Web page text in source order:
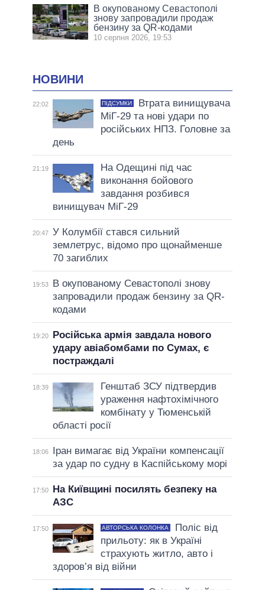
В окупованому Севастополі
знову запровадили продаж
бензину за QR-кодами
10 серпня 2026, 19:53
НОВИНИ
22:02 ПІДСУМКИ
Втрата винищувача
МіГ-29 та нові удари по
російських НПЗ. Головне за
день
21:19
На Одещині під час
виконання бойового
завдання розбився
винищувач МіГ-29
20:47 У Колумбії стався сильний
землетрус, відомо про щонайменше
70 загиблих
19:53
В окупованому Севастополі знову
запровадили продаж бензину за QR-
кодами
19:20
Російська армія завдала нового
удару авіабомбами по Сумах, є
постраждалі
18:39
Генштаб ЗСУ підтвердив
ураження нафтохімічного
комбінату у Тюменській
області росії
18:06
Іран вимагає від України компенсації
за удар по судну в Каспійському морі
17:50
На Київщині посилять безпеку на
АЗС
17:50 АВТОРСЬКА КОЛОНКА
Поліс від
прильоту: як в Україні
страхують житло, авто і
здоров’я від війни